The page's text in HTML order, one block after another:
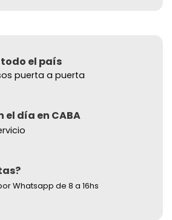
todo el país
puerta a puerta
el día en CABA
Whatsapp de 8 a 16hs